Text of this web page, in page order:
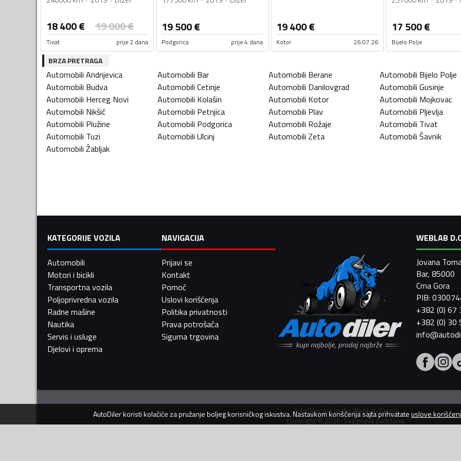
18 400€ 19 000€
Tivat prije 2 dana
19 500€
Podgorica prije 4 dana
19 400€
Kotor 26.07.26
17 500€
Bijelo Polje
BRZA PRETRAGA
Automobili Andrijevica Automobili Bar Automobili Berane Automobili Bijelo Polje
Automobili Budva Automobili Cetinje Automobili Danilovgrad Automobili Gusinje
Automobili Herceg Novi Automobili Kolašin Automobili Kotor Automobili Mojkovac
Automobili Nikšić Automobili Petnjica Automobili Plav Automobili Pljevlja
Automobili Plužine Automobili Podgorica Automobili Rožaje Automobili Tivat
Automobili Tuzi Automobili Ulcinj Automobili Zeta Automobili Šavnik
Automobili Žabljak
KATEGORIJE VOZILA
Automobili
Motori i bicikli
Transportna vozila
Poljoprivredna vozila
Radne mašine
Nautika
Servis i usluge
Djelovi i oprema
NAVIGACIJA
Prijavi se
Kontakt
Pomoć
Uslovi korišćenja
Politika privatnosti
Prava potrošača
Sigurna trgovina
WEBLAB
Jovana
Bar, 85000
Crna Gora
PIB:
+382 (0) 67
+382 (0) 30
AutoDiler.me je dio WebLab Grupe
Copyright© 2026. Sva prava zadržana.
AutoDilerkoristi kolačiće za pružanje boljeg korisničkog iskustva. Nastavkom korišćenja sajta prihvatateuslove